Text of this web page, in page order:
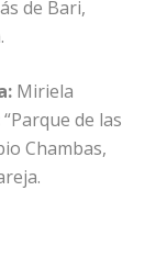
de Bari,
Miriela
“Parque de las
Chambas,